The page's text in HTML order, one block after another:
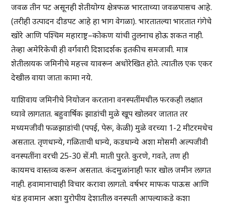
जवळ तीन पट असूनही शेतीयोग्य क्षेत्रफळ भारताच्या जवळपासच आहे.
(तरीही उत्पादन दीडपट आहे हा भाग वेगळा). भारतातल्या भारतात गंगेचे
खोरे आणि पश्चिम महाराष्ट्र–कोकण यांची तुलनाच होऊ शकत नाही.
तेव्हा अमेरिकेची ही वर्गवारी दिशादर्शक इतकीच समजावी. मात्र
शेतीलायक जमिनीचे महत्त्व यावरून अधोरेखित होते. त्यातील एक एकर
देखील वाया जाता कामा नये.
याशिवाय जमिनीचे नियोजन करताना वनस्पतींमधील फरकही लक्षात
घ्यावे लागतात. बहुवार्षिक झाडांची मुळे खूप खोलवर जातात तर
मध्यमजीवी फळझाडांची (पपई, पेरू, केळी) मुळे वरच्या 1-2 मीटरमधेच
असतात. तृणधान्ये, गळिताची धान्ये, कडधान्ये अशा मोसमी अल्पजीवी
वनस्पतींना वरची 25-30 सें.मी. माती पुरते. कुरणे, गवते, तण ही
कायमच वास्तव्य करून असतात. कंदमुळांनाही फार खोल जमीन लागत
नाही. हवामानाचाही विचार करावा लागतो. वर्षभर माफक पाऊस आणि
थंड हवामान अशा युरोपीय देशातील वनस्पती आपल्याकडे कशा